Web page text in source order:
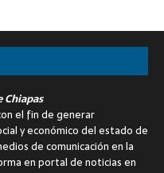
el fin de generar
y económico del estado de
de comunicación en la
en portal de noticias en